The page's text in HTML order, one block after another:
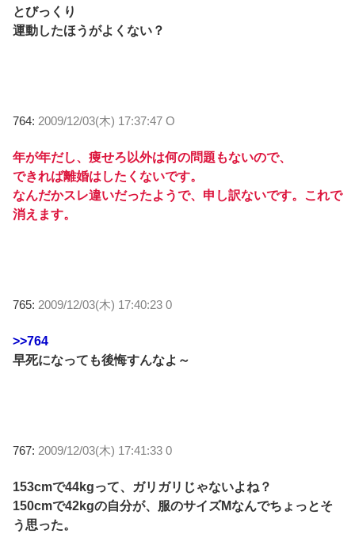
とびっくり
運動したほうがよくない？
764: 2009/12/03(木) 17:37:47 O
年が年だし、痩せろ以外は何の問題もないので、
できれば離婚はしたくないです。
なんだかスレ違いだったようで、申し訳ないです。これで
消えます。
765: 2009/12/03(木) 17:40:23 0
>>764
早死になっても後悔すんなよ～
767: 2009/12/03(木) 17:41:33 0
153cmで44kgって、ガリガリじゃないよね？
150cmで42kgの自分が、服のサイズMなんでちょっとそ
う思った。